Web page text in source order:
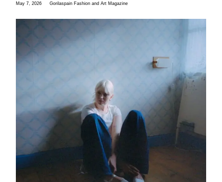
May 7, 2026 Gorilaspain Fashion and Art Magazine